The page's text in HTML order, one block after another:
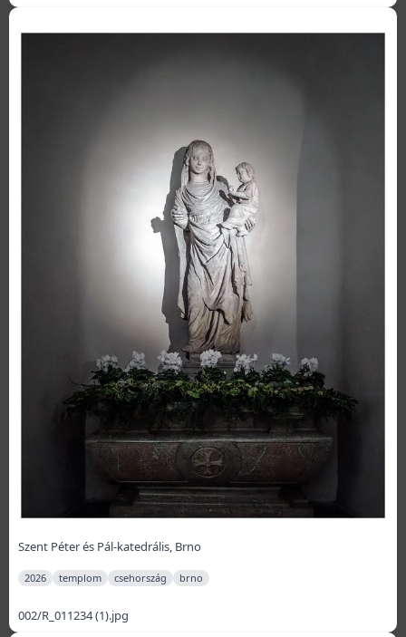
Szent Péter és Pál-katedrális, Brno
2026 templom csehország brno
002/R_011234 (1).jpg